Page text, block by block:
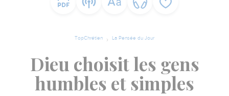
TopChrétien La Pensée du Jour
Dieu choisit les gens
humbles et simples